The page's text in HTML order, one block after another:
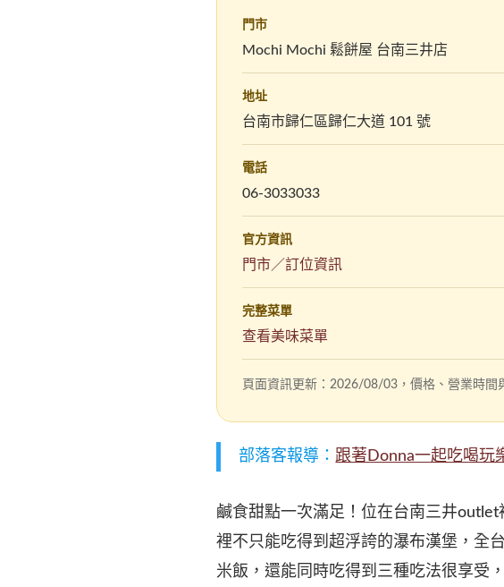
門市
Mochi Mochi 鬆餅屋 台南三井店
地址
台南市歸仁區歸仁大道 101 號
電話
06-3033033
官方資訊
門市／訂位資訊
完整菜單
查看美味菜單
頁面資訊更新：2026/08/03，價格、營業時間
部落客報導：跟著Donna一起吃喝玩
鹹食甜點一次滿足！位在台南三井
裡不只能吃得到超浮誇的瀑布漢堡，全
米飯，還能同時吃得到三種吃法很享受